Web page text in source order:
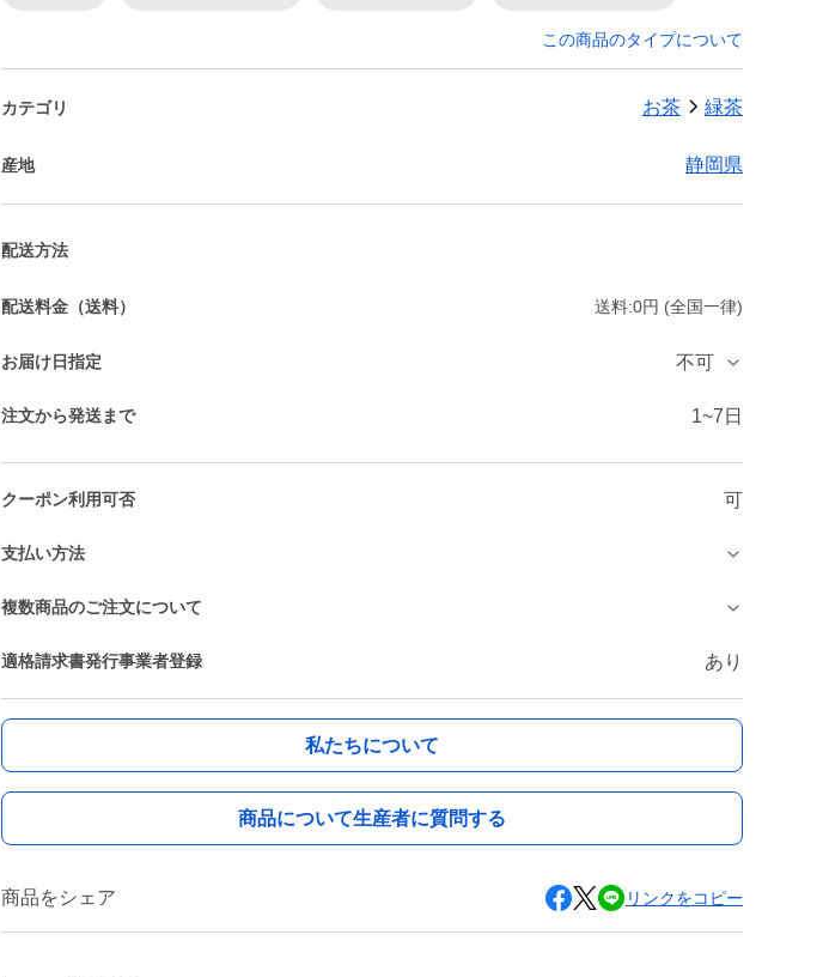
この商品のタイプについて
カテゴリ お茶 緑茶
産地 静岡県
配送方法
配送料金（送料） 送料:0円 (全国一律)
お届け日指定 不可
注文から発送まで 1~7日
クーポン利用可否 可
支払い方法
複数商品のご注文について
適格請求書発行事業者登録 あり
私たちについて
商品について生産者に質問する
商品をシェア リンクをコピー